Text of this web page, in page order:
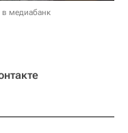
в медиабанк